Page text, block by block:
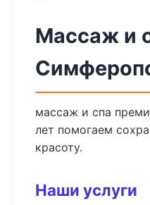
Массаж и
массаж и спа
лет помогаем
красоту.
Наши услуги